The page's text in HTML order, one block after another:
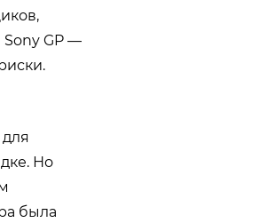
Sony GP —
Но
была